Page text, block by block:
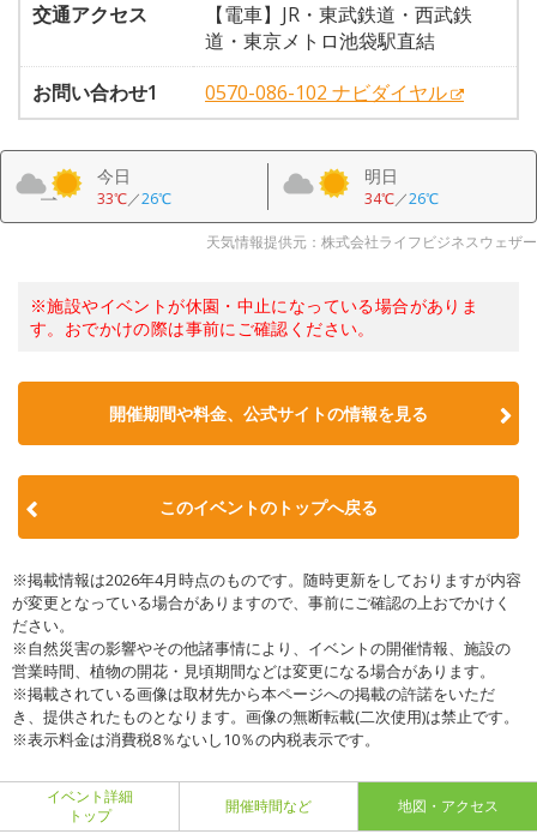
交通アクセス
【電車】JR・東武鉄道・西武鉄
道・東京メトロ池袋駅直結
お問い合わせ1
0570-086-102 ナビダイヤル
今日
33℃／26℃
明日
34℃／26℃
天気情報提供元：株式会社ライフビジネスウェザー
※施設やイベントが休園・中止になっている場合がありま
す。おでかけの際は事前にご確認ください。
開催期間や料金、公式サイトの情報を見る
このイベントのトップへ戻る
※掲載情報は2026年4月時点のものです。随時更新をしておりますが内容
が変更となっている場合がありますので、事前にご確認の上おでかけく
ださい。
※自然災害の影響やその他諸事情により、イベントの開催情報、施設の
営業時間、植物の開花・見頃期間などは変更になる場合があります。
※掲載されている画像は取材先から本ページへの掲載の許諾をいただ
き、提供されたものとなります。画像の無断転載(二次使用)は禁止です。
※表示料金は消費税8％ないし10％の内税表示です。
イベント詳細
トップ
開催時間など 地図・アクセス